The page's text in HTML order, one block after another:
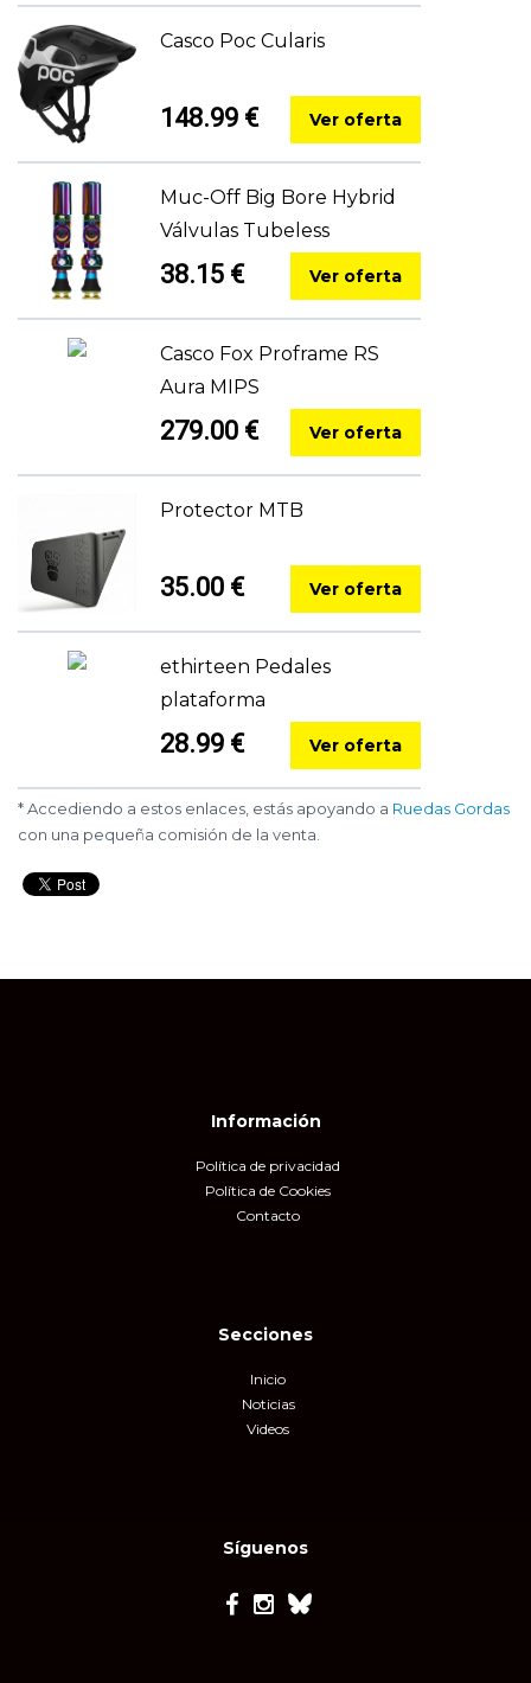
Casco Poc Cularis
148.99 € Ver oferta
Muc-Off Big Bore Hybrid
Válvulas Tubeless
38.15 € Ver oferta
Casco Fox Proframe RS
Aura MIPS
279.00 € Ver oferta
Protector MTB
35.00 € Ver oferta
ethirteen Pedales
plataforma
28.99 € Ver oferta
* Accediendo a estos enlaces, estás apoyando a Ruedas Gordas
con una pequeña comisión de la venta.
Información
Política de privacidad
Política de Cookies
Contacto
Síguenos
Secciones
Inicio
Noticias
Videos